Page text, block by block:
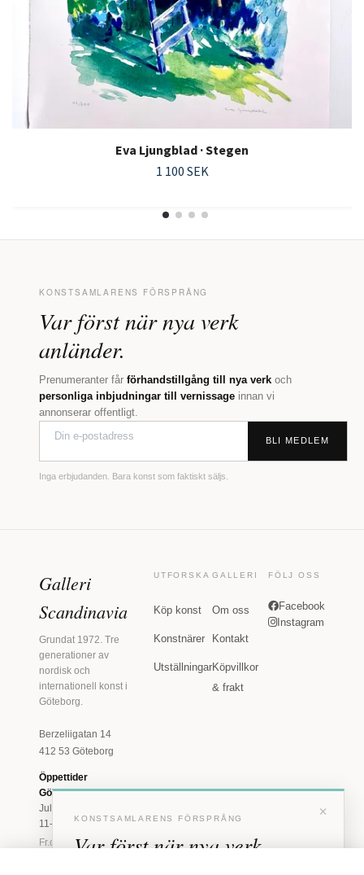
Eva Ljungblad · Stegen
1 100 SEK
KONSTSAMLARENS FÖRSPRÅNG
Var först när nya verk
anländer.
Prenumeranter får förhandstillgång till nya verk och
personliga inbjudningar till vernissage innan vi
annonserar offentligt.
BLI MEDLEM
Inga erbjudanden. Bara konst som faktiskt säljs.
Galleri
Scandinavia
Grundat 1972. Tre
generationer av
nordisk och
internationell konst i
Göteborg.
Berzeliigatan 14
412 53 Göteborg
Öppettider
Göteborg
Juli: Tis 11-18 · Lör
11-16
Fr.o.m. augusti: Tis-
UTFORSKA
Köp konst
Konstnärer
Utställningar
GALLERI
Om oss
Kontakt
Köpvillkor
& frakt
FÖLJ OSS
Facebook
Instagram
×
KONSTSAMLARENS FÖRSPRÅNG
Var först när nya verk